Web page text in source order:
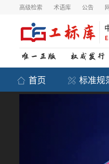
高级检索 术语库 公告
首页 标准规